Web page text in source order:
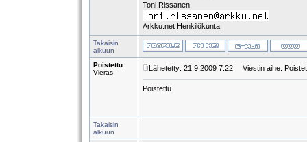
Toni Rissanen
Arkku.net Henkilökunta
Takaisin
alkuun
Poistettu
Vieras
Lähetetty: 21.9.2009 7:22 Viestin aihe:
Poistettu
Takaisin
alkuun